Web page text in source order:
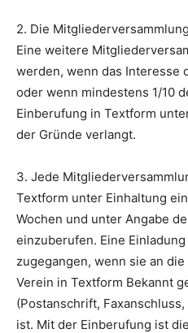
2. Die
Eine weitere
werden, wenn das Interesse
oder wenn mindestens 1/10
Einberufung in Textform
der Gründe verlangt.
3. Jede
Textform unter Einhaltung
Wochen und unter Angabe
einzuberufen. Eine
zugegangen, wenn sie an
Verein in Textform Bekannt
(Postanschrift,
ist. Mit der Einberufung ist